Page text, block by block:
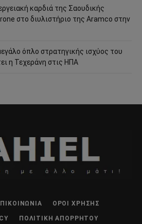
καρδιά της Σαουδικής
στο διυλιστήριο της Aramco στην
όπλο στρατηγικής ισχύος του
η Τεχεράνη στις ΗΠΑ
ΌΡΟΙ ΧΡΉΣΗΣ
ΠΟΛΙΤΙΚΉ ΑΠΟΡΡΉΤΟΥ